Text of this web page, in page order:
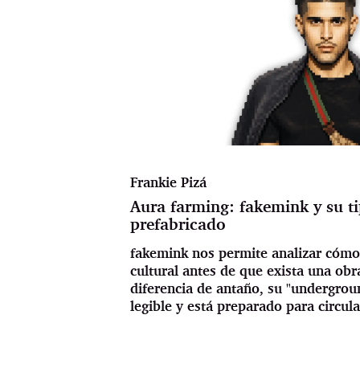
Frankie Pizá
Aura farming: fakemink y su
prefabricado
fakemink nos permite analizar
cultural antes de que exista una
diferencia de antaño, su
legible y está preparado para